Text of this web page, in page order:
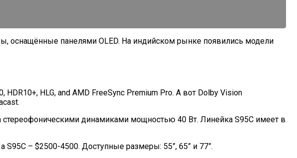
оснащённые панелями OLED. На индийском рынке появились модели
HLG, and AMD FreeSync Premium Pro. А вот Dolby Vision
динамиками мощностью 40 Вт. Линейка S95C имеет в
S95C – $2500-4500. Доступные размеры: 55”, 65” и 77”.